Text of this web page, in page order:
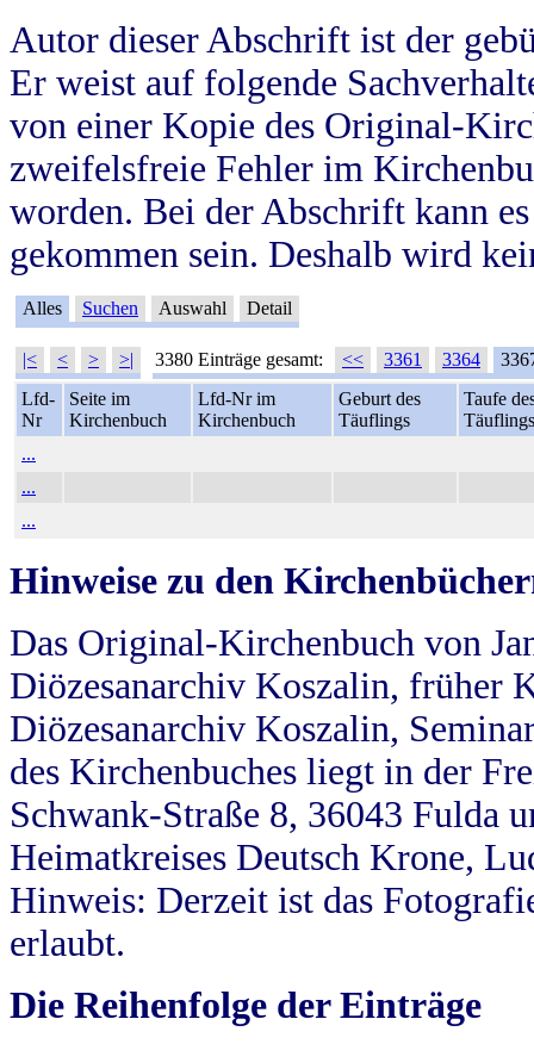
Autor dieser Abschrift ist der
Er weist auf folgende
von einer Kopie des Original-
zweifelsfreie Fehler im
worden. Bei der Abschrift kann
gekommen sein. Deshalb wird
Alles Suchen Auswahl Detail
|< < > >| 3380 Einträge gesamt: << 3361 3364
Lfd-
Nr
Seite im
Kirchenbuch
Lfd-Nr im
Kirchenbuch
Geburt des
Täuflings
Taufe
Täuflings
...
...
...
Hinweise zu den
Das Original-Kirchenbuch von
Diözesanarchiv Koszalin, früher
Diözesanarchiv Koszalin,
des Kirchenbuches liegt in der
Schwank-Straße 8, 36043 Fulda
Heimatkreises Deutsch Krone,
Hinweis: Derzeit ist das
erlaubt.
Die Reihenfolge der Einträge